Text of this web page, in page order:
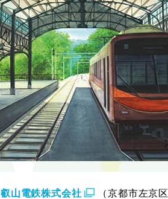
芸術研究科
デザイン研究科
マンガ研究科
人文学研究科
叡山電鉄株式会社
（京都市左京